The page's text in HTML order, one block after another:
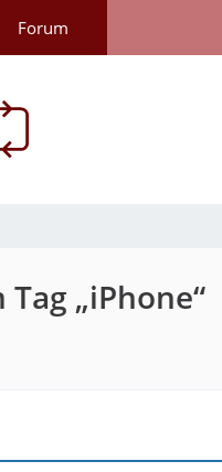
Forum
„iPhone“